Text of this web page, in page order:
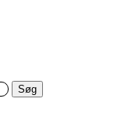
Søg